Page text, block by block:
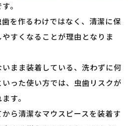
。
を作るわけではなく、清潔に保
すくなることが理由となりま
まま装着している、洗わずに何
った使い方では、虫歯リスクが
す。
ら清潔なマウスピースを装着す